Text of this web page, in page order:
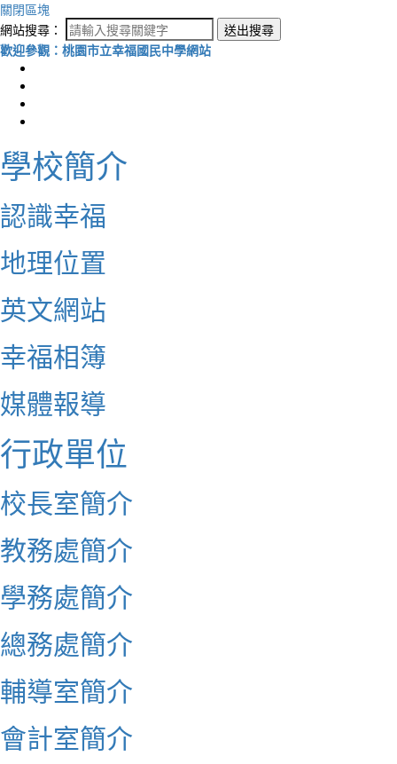
關閉區塊
網站搜尋：
送出搜尋
歡迎參觀：桃園市立幸福國民中學網站
學校簡介
認識幸福
地理位置
英文網站
幸福相簿
媒體報導
行政單位
校長室簡介
教務處簡介
學務處簡介
總務處簡介
輔導室簡介
會計室簡介